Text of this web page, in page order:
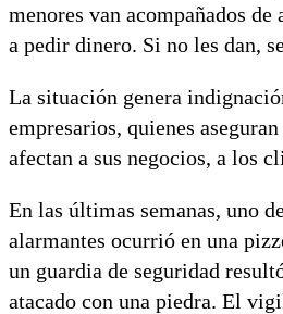
menores van acompañados
a pedir dinero. Si no les dan,
La situación genera
empresarios, quienes
afectan a sus negocios, a los
En las últimas semanas, uno
alarmantes ocurrió en una
un guardia de seguridad
atacado con una piedra. El